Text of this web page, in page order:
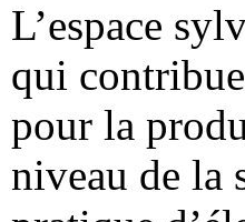
L’espace
qui
pour la
niveau de la